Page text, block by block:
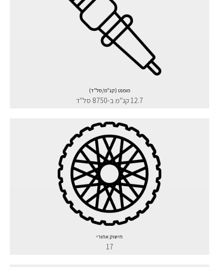
מומנט (קג"מ/סל"ד)
12.7 קג"מ ב-8750 סל"ד
חישוק אחורי
17